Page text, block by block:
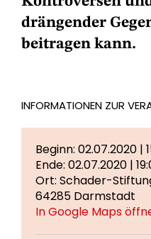
drängender
beitragen kann.
INFORMATIONEN ZUR
Beginn: 02.07.2020 |
Ende: 02.07.2020 |
Ort: Schader-
64285 Darmstadt
In Google Maps